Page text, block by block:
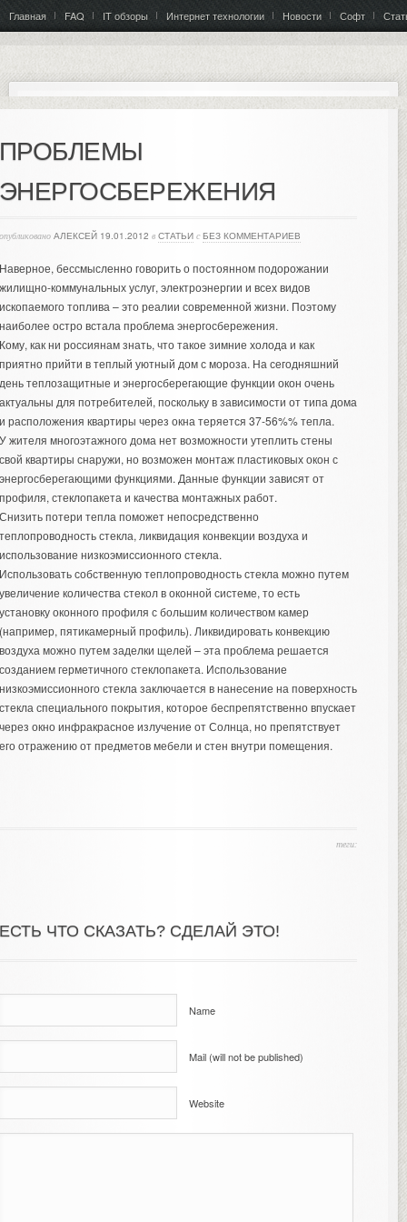
Главная FAQ IT обзоры Интернет технологии Новости Софт
АЛЕКСЕЙ 19.01.2012 в СТАТЬИ с БЕЗ КОММЕНТАРИЕВ
бессмысленно говорить о постоянном подорожании
коммунальных услуг, электроэнергии и всех видов
топлива – это реалии современной жизни. Поэтому
остро встала проблема энергосбережения.
как ни россиянам знать, что такое зимние холода и как
прийти в теплый уютный дом с мороза. На сегодняшний
теплозащитные и энергосберегающие функции окон очень
для потребителей, поскольку в зависимости от типа дома
расположения квартиры через окна теряется 37-56%% тепла.
жителя многоэтажного дома нет возможности утеплить стены
квартиры снаружи, но возможен монтаж пластиковых окон с
функциями. Данные функции зависят от
стеклопакета и качества монтажных работ.
потери тепла поможет непосредственно
стекла, ликвидация конвекции воздуха и
низкоэмиссионного стекла.
собственную теплопроводность стекла можно путем
количества стекол в оконной системе, то есть
оконного профиля с большим количеством камер
пятикамерный профиль). Ликвидировать конвекцию
можно путем заделки щелей – эта проблема решается
герметичного стеклопакета. Использование
стекла заключается в нанесение на поверхность
специального покрытия, которое беспрепятственно впускает
окно инфракрасное излучение от Солнца, но препятствует
отражению от предметов мебели и стен внутри помещения.
теги:
ЧТО СКАЗАТЬ? СДЕЛАЙ ЭТО!
Name
Mail (will not be published)
Website